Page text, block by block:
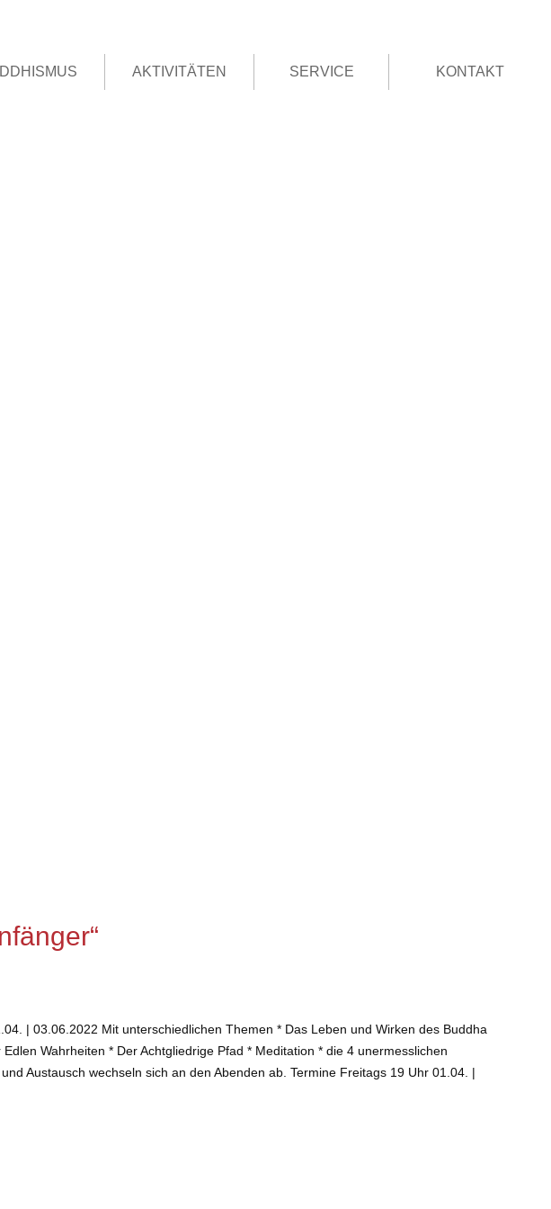
AKTIVITÄTEN SERVICE KONTAKT
| 03.06.2022 Mit unterschiedlichen Themen * Das Leben und Wirken des Buddha
Wahrheiten * Der Achtgliedrige Pfad * Meditation * die 4 unermesslichen
Austausch wechseln sich an den Abenden ab. Termine Freitags 19 Uhr 01.04. |